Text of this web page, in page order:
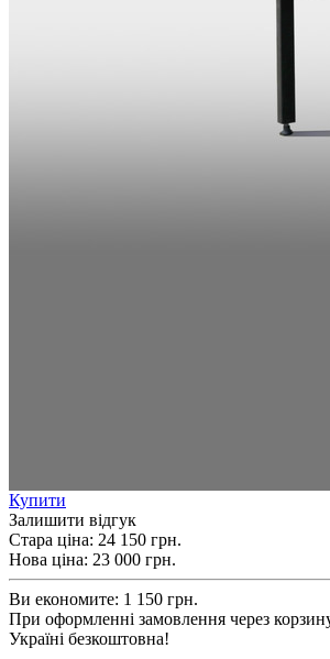
Купити
Залишити відгук
Стара ціна: 24 150 грн.
Нова ціна: 23 000 грн.
Ви економите: 1 150 грн.
При оформленні замовлення через
Україні безкоштовна!